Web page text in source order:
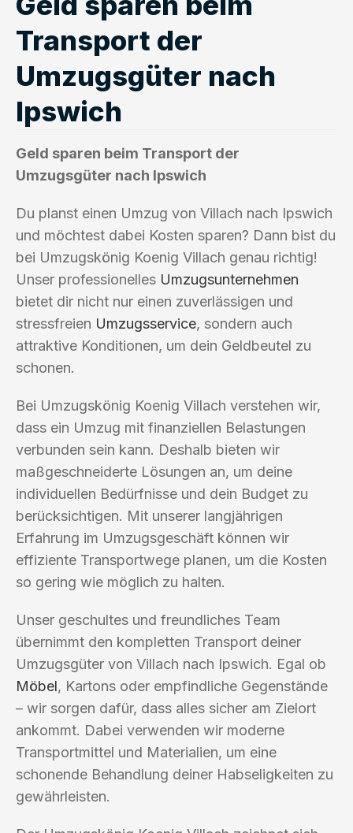
Transport der
Umzugsgüter nach
Ipswich
Geld sparen beim Transport der
Umzugsgüter nach Ipswich
Du planst einen Umzug von Villach nach Ipswich
und möchtest dabei Kosten sparen? Dann bist du
bei Umzugskönig Koenig Villach genau richtig!
Unser professionelles Umzugsunternehmen
bietet dir nicht nur einen zuverlässigen und
stressfreien Umzugsservice, sondern auch
attraktive Konditionen, um dein Geldbeutel zu
schonen.
Bei Umzugskönig Koenig Villach verstehen wir,
dass ein Umzug mit finanziellen Belastungen
verbunden sein kann. Deshalb bieten wir
maßgeschneiderte Lösungen an, um deine
individuellen Bedürfnisse und dein Budget zu
berücksichtigen. Mit unserer langjährigen
Erfahrung im Umzugsgeschäft können wir
effiziente Transportwege planen, um die Kosten
so gering wie möglich zu halten.
Unser geschultes und freundliches Team
übernimmt den kompletten Transport deiner
Umzugsgüter von Villach nach Ipswich. Egal ob
Möbel, Kartons oder empfindliche Gegenstände
– wir sorgen dafür, dass alles sicher am Zielort
ankommt. Dabei verwenden wir moderne
Transportmittel und Materialien, um eine
schonende Behandlung deiner Habseligkeiten zu
gewährleisten.